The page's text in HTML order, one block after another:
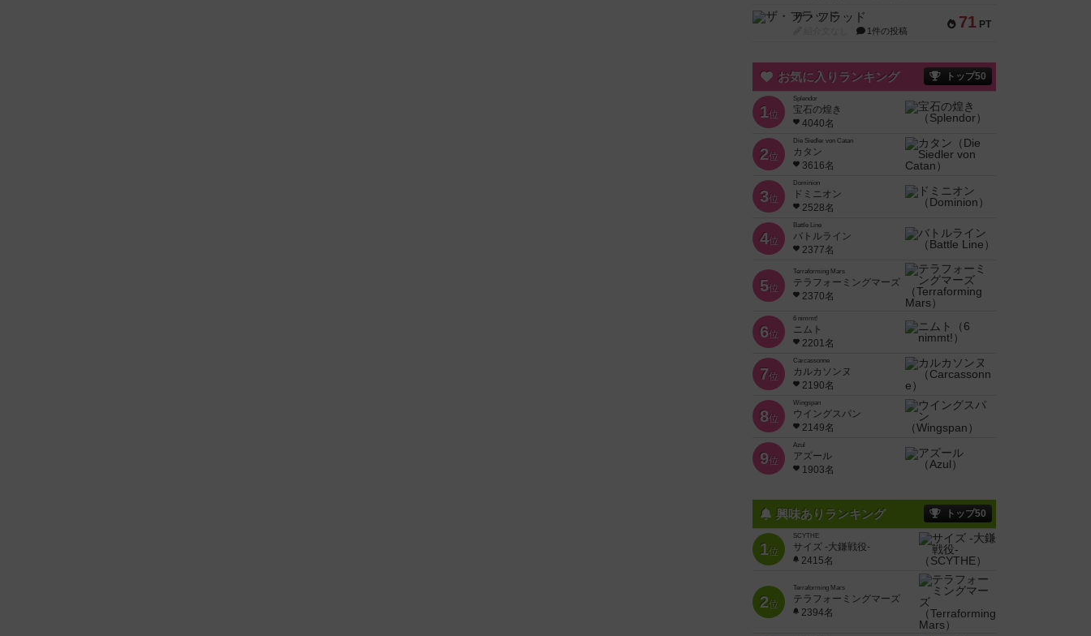
71 PT
ザ・フラッド
1件の投稿
お気に入りランキング トップ50
1位
Splendor
宝石の煌き
4040名
2位
Die Siedler von Catan
カタン
3616名
3位
Dominion
ドミニオン
2528名
4位
Battle Line
バトルライン
2377名
5位
Terraforming Mars
テラフォーミングマーズ
2370名
6位
6 nimmt!
ニムト
2201名
7位
Carcassonne
カルカソンヌ
2190名
8位
Wingspan
ウイングスパン
2149名
9位
Azul
アズール
1903名
興味ありランキング トップ50
1位
SCYTHE
サイズ -大鎌戦役-
2415名
2位
Terraforming Mars
テラフォーミングマーズ
2394名